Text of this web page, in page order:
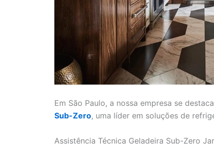
Em São Paulo, a nossa empresa se
Sub-Zero, uma líder em soluções de
Assistência Técnica Geladeira Sub-Zero